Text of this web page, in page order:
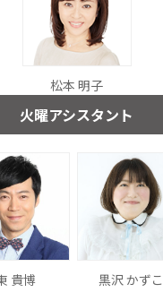
松本 明子
火曜アシスタント
貴博 黒沢 かずこ